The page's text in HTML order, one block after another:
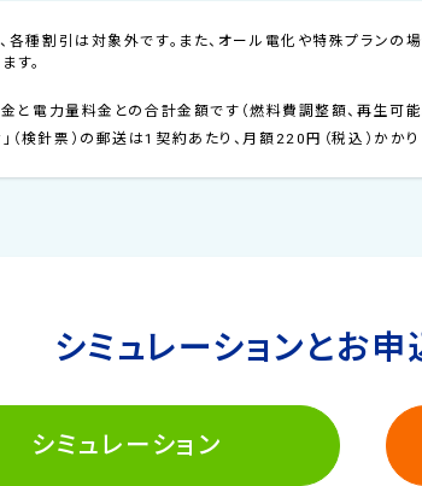
割引は対象外です。また、オール電化や特殊プランの
す。
電力量料金との合計金額です（燃料費調整額、再生可能
検針票）の郵送は1契約あたり、月額220円（税込）かかり
シミュレーションとお申
シミュレーション